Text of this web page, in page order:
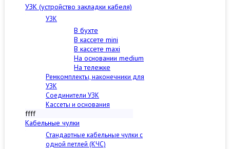
УЗК (устройство закладки кабеля)
УЗК
В бухте
В кассете mini
В кассете maxi
На основании medium
На тележке
Ремкомплекты, наконечники для
УЗК
Соединители УЗК
Кассеты и основания
ffff
Кабельные чулки
Стандартные кабельные чулки c
одной петлей (КЧС)